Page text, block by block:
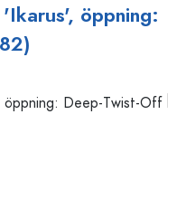
öppning: